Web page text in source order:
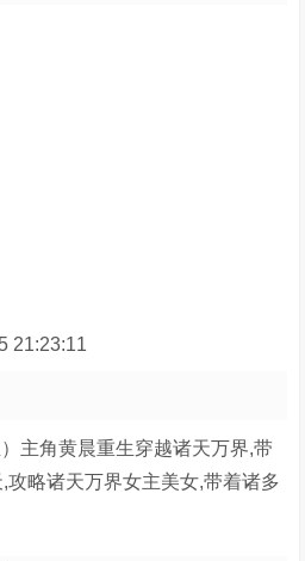
21:23:11
主角黄晨重生穿越诸天万界,带
攻略诸天万界女主美女,带着诸多